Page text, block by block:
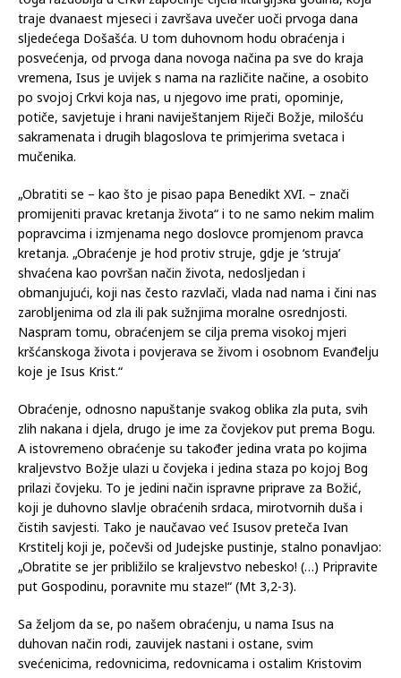
način označava početak nečega novoga, drukčijeg i boljeg, jer
s njim u Crkvi započinje novo vrijeme. Naime, prvim danom
toga razdoblja u Crkvi započinje cijela liturgijska godina, koja
traje dvanaest mjeseci i završava uvečer uoči prvoga dana
sljedećega Došašća. U tom duhovnom hodu obraćenja i
posvećenja, od prvoga dana novoga načina pa sve do kraja
vremena, Isus je uvijek s nama na različite načine, a osobito
po svojoj Crkvi koja nas, u njegovo ime prati, opominje,
potiče, savjetuje i hrani naviještanjem Riječi Božje, milošću
sakramenata i drugih blagoslova te primjerima svetaca i
mučenika.
„Obratiti se – kao što je pisao papa Benedikt XVI. – znači
promijeniti pravac kretanja života“ i to ne samo nekim malim
popravcima i izmjenama nego doslovce promjenom pravca
kretanja. „Obraćenje je hod protiv struje, gdje je ‘struja’
shvaćena kao površan način života, nedosljedan i
obmanjujući, koji nas često razvlači, vlada nad nama i čini nas
zarobljenima od zla ili pak sužnjima moralne osrednjosti.
Naspram tomu, obraćenjem se cilja prema visokoj mjeri
kršćanskoga života i povjerava se živom i osobnom Evanđelju
koje je Isus Krist.“
Obraćenje, odnosno napuštanje svakog oblika zla puta, svih
zlih nakana i djela, drugo je ime za čovjekov put prema Bogu.
A istovremeno obraćenje su također jedina vrata po kojima
kraljevstvo Božje ulazi u čovjeka i jedina staza po kojoj Bog
prilazi čovjeku. To je jedini način ispravne priprave za Božić,
koji je duhovno slavlje obraćenih srdaca, mirotvornih duša i
čistih savjesti. Tako je naučavao već Isusov preteča Ivan
Krstitelj koji je, počevši od Judejske pustinje, stalno ponavljao:
„Obratite se jer približilo se kraljevstvo nebesko! (…) Pripravite
put Gospodinu, poravnite mu staze!“ (Mt 3,2-3).
Sa željom da se, po našem obraćenju, u nama Isus na